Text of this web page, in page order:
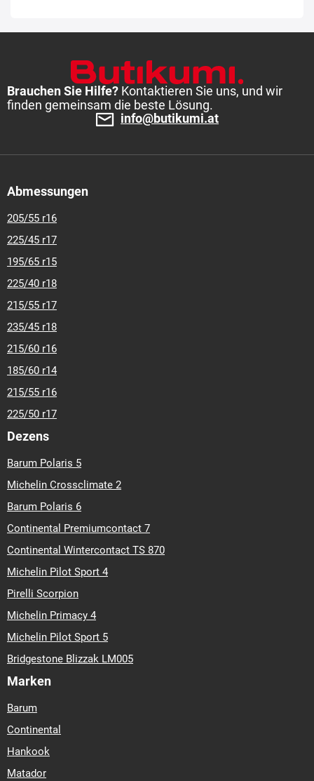
Brauchen Sie Hilfe? Kontaktieren Sie uns, und wir
finden gemeinsam die beste Lösung.
info@butikumi.at
Abmessungen
205/55 r16
225/45 r17
195/65 r15
225/40 r18
215/55 r17
235/45 r18
215/60 r16
185/60 r14
215/55 r16
225/50 r17
Dezens
Barum Polaris 5
Michelin Crossclimate 2
Barum Polaris 6
Continental Premiumcontact 7
Continental Wintercontact TS 870
Michelin Pilot Sport 4
Pirelli Scorpion
Michelin Primacy 4
Michelin Pilot Sport 5
Bridgestone Blizzak LM005
Marken
Barum
Continental
Hankook
Matador